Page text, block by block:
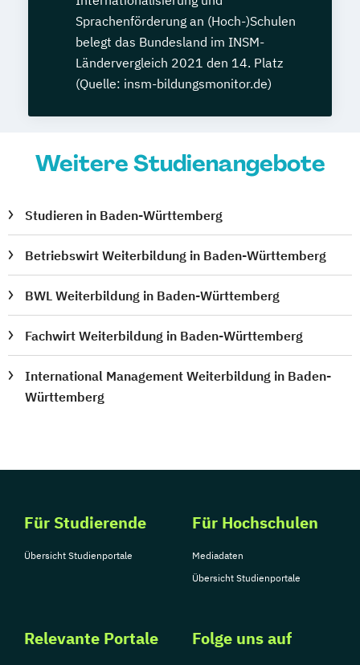
Sprachenförderung an (Hoch-)Schulen
belegt das Bundesland im INSM-
Ländervergleich 2021 den 14. Platz
(Quelle: insm-bildungsmonitor.de)
Weitere Studienangebote
Studieren in Baden-Württemberg
Betriebswirt Weiterbildung in Baden-Württemberg
BWL Weiterbildung in Baden-Württemberg
Fachwirt Weiterbildung in Baden-Württemberg
International Management Weiterbildung in Baden-
Württemberg
Für Studierende
Übersicht Studienportale
Für Hochschulen
Mediadaten
Übersicht Studienportale
Relevante Portale Folge uns auf